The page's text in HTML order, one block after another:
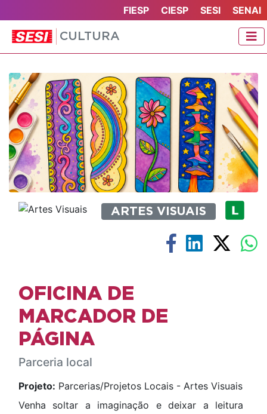
FIESP CIESP SESI SENAI
CULTURA
ARTES VISUAIS
OFICINA DE
MARCADOR DE
PÁGINA
Parceria local
Projeto: Parcerias/Projetos Locais - Artes Visuais
Venha soltar a imaginação e deixar a leitura